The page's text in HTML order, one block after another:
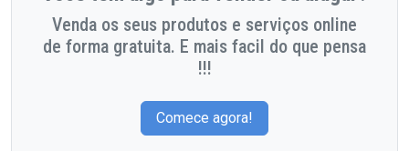
Venda os seus produtos e serviços online
de forma gratuita. E mais facil do que pensa
!!!
Comece agora!